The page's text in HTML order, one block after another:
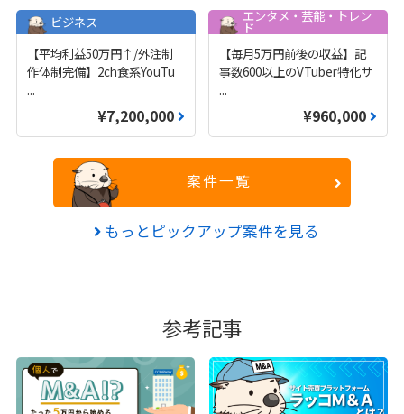
ビジネス
【平均利益50万円↑/外注制
作体制完備】2ch食系YouTu
...
¥7,200,000
エンタメ・芸能・トレン
ド
【毎月5万円前後の収益】記
事数600以上のVTuber特化サ
...
¥960,000
案件一覧
もっとピックアップ案件を見る
参考記事